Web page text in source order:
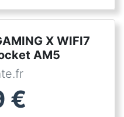
X WIFI7
AM5
€